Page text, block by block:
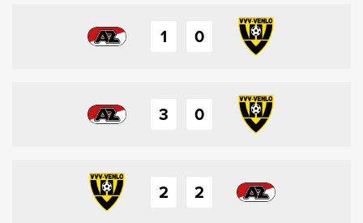
1 0
3 0
2 2